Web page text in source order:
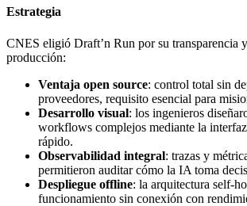
Estrategia
CNES eligió Draft’n Run por su transparencia
producción:
Ventaja open source: control total sin
proveedores, requisito esencial para
Desarrollo visual: los ingenieros
workflows complejos mediante la
rápido.
Observabilidad integral: trazas y
permitieron auditar cómo la IA toma
Despliegue offline: la arquitectura self-
funcionamiento sin conexión con